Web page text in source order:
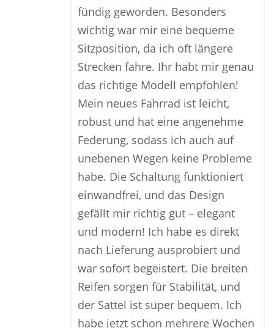
fündig geworden. Besonders
wichtig war mir eine bequeme
Sitzposition, da ich oft längere
Strecken fahre. Ihr habt mir genau
das richtige Modell empfohlen!
Mein neues Fahrrad ist leicht,
robust und hat eine angenehme
Federung, sodass ich auch auf
unebenen Wegen keine Probleme
habe. Die Schaltung funktioniert
einwandfrei, und das Design
gefällt mir richtig gut – elegant
und modern! Ich habe es direkt
nach Lieferung ausprobiert und
war sofort begeistert. Die breiten
Reifen sorgen für Stabilität, und
der Sattel ist super bequem. Ich
habe jetzt schon mehrere Wochen